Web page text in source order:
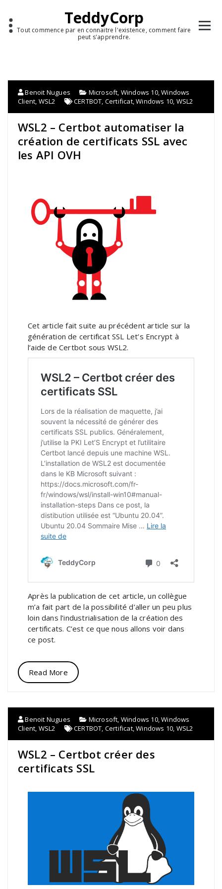
TeddyCorp
Tout commence par en connaitre l'existence, comment faire
peut s'apprendre.
Benoit Nugues Microsoft Windows 10,Windows
Client WSL2 CERTBOT Certificat,Windows 10 WSL2
WSL2 – Certbot automatiser la
création de certificats SSL avec
les API OVH
Cet article fait suite au précédent article sur la
génération de certificat SSL Let’s Encrypt à
l’aide de Certbot sous WSL2.
Après la publication de cet article, un collègue
m’a fait part de la possibilité d’aller un peu plus
loin dans l’industrialisation de la création des
certificats. C’est ce que nous allons voir dans
ce post.
Read More
Benoit Nugues Microsoft Windows 10,Windows
Client WSL2 CERTBOT Certificat,Windows 10 WSL2
WSL2 – Certbot créer des
certificats SSL